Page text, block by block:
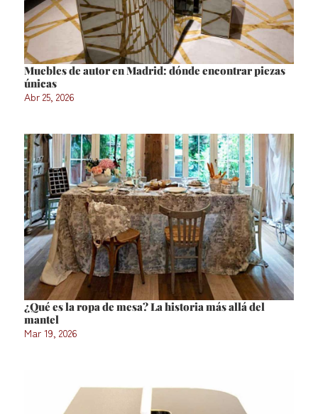
Muebles de autor en Madrid: dónde encontrar piezas
únicas
Abr 25, 2026
¿Qué es la ropa de mesa? La historia más allá del
mantel
Mar 19, 2026